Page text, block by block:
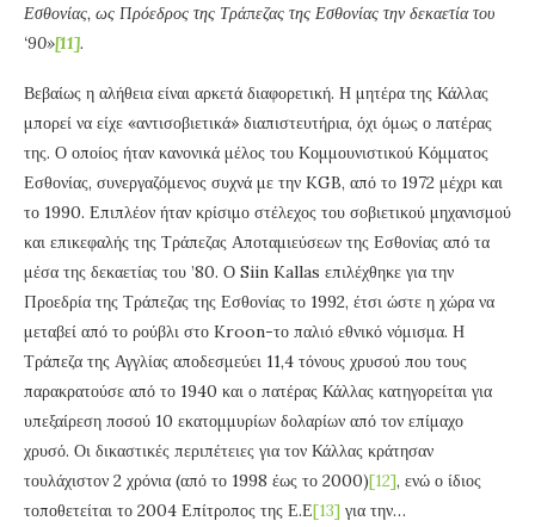
Εσθονίας, ως Πρόεδρος της Τράπεζας της Εσθονίας την δεκαετία του
‘90»[11].
Βεβαίως η αλήθεια είναι αρκετά διαφορετική. Η μητέρα της Κάλλας
μπορεί να είχε «αντισοβιετικά» διαπιστευτήρια, όχι όμως ο πατέρας
της. Ο οποίος ήταν κανονικά μέλος του Κομμουνιστικού Κόμματος
Εσθονίας, συνεργαζόμενος συχνά με την KGB, από το 1972 μέχρι και
το 1990. Επιπλέον ήταν κρίσιμο στέλεχος του σοβιετικού μηχανισμού
και επικεφαλής της Τράπεζας Αποταμιεύσεων της Εσθονίας από τα
μέσα της δεκαετίας του ’80. Ο Siin Kallas επιλέχθηκε για την
Προεδρία της Τράπεζας της Εσθονίας το 1992, έτσι ώστε η χώρα να
μεταβεί από το ρούβλι στο Kroon-το παλιό εθνικό νόμισμα. Η
Τράπεζα της Αγγλίας αποδεσμεύει 11,4 τόνους χρυσού που τους
παρακρατούσε από το 1940 και ο πατέρας Κάλλας κατηγορείται για
υπεξαίρεση ποσού 10 εκατομμυρίων δολαρίων από τον επίμαχο
χρυσό. Οι δικαστικές περιπέτειες για τον Κάλλας κράτησαν
τουλάχιστον 2 χρόνια (από το 1998 έως το 2000)[12], ενώ ο ίδιος
τοποθετείται το 2004 Επίτροπος της Ε.Ε[13] για την…